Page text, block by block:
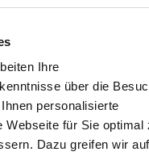
Ihre
über die
personalisierte
Webseite für Sie optimal
Dazu greifen wir auf